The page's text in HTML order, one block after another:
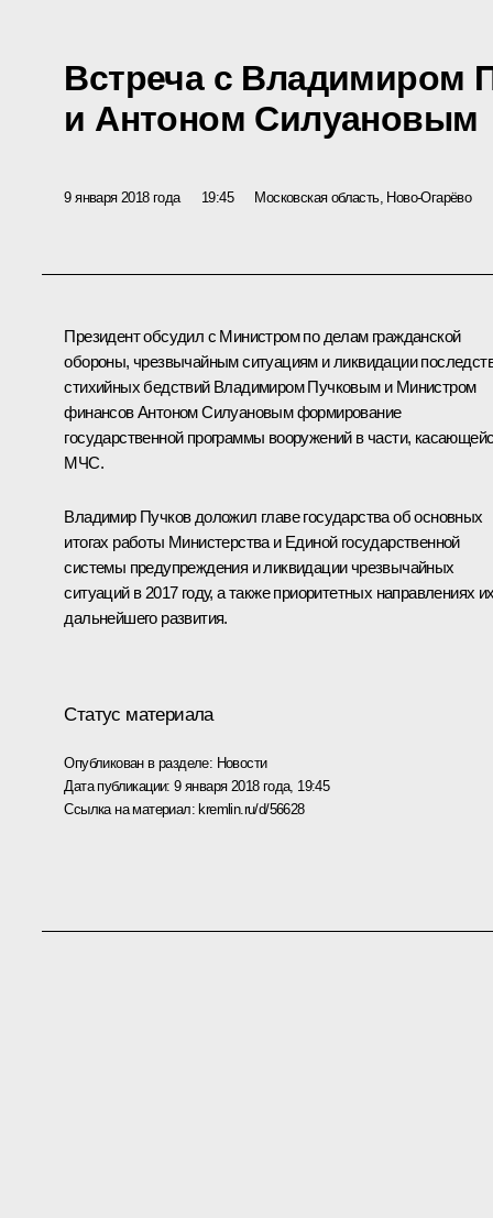
Встреча с Владимиром
и Антоном Силуановым
9 января 2018 года 19:45 Московская область, Ново-Огарёво
Президент обсудил с Министром по делам гражданской
обороны, чрезвычайным ситуациям и ликвидации
стихийных бедствий Владимиром Пучковым и Министром
финансов Антоном Силуановым формирование
государственной программы вооружений в части,
МЧС.
Владимир Пучков доложил главе государства об основных
итогах работы Министерства и Единой государственной
системы предупреждения и ликвидации чрезвычайных
ситуаций в 2017 году, а также приоритетных направлениях
дальнейшего развития.
Статус материала
Опубликован в разделе: Новости
Дата публикации:9 января 2018 года, 19:45
Ссылка на материал:kremlin.ru/d/56628